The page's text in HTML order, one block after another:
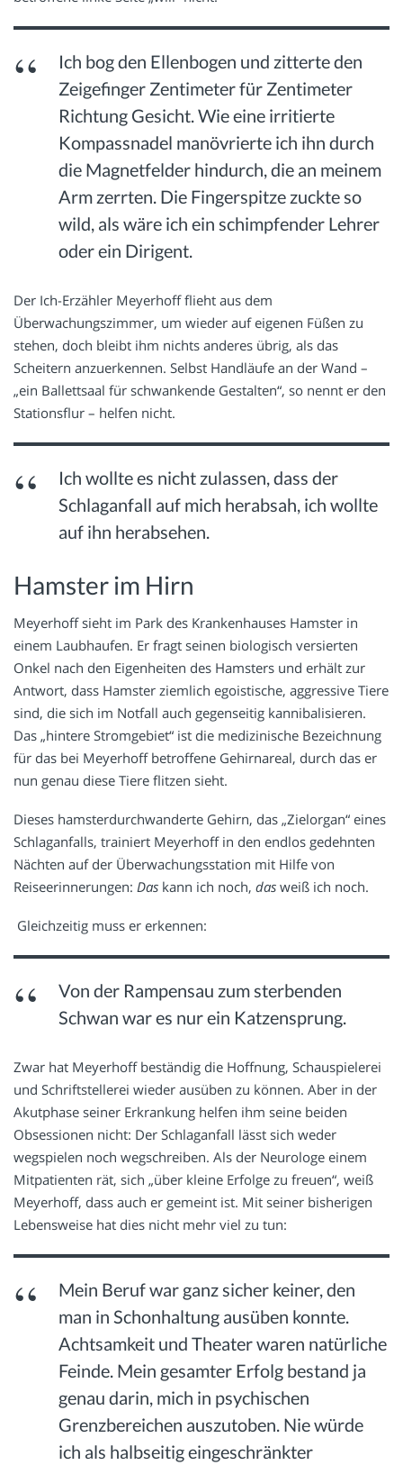
Ich bog den Ellenbogen und zitterte den
Zeigefinger Zentimeter für Zentimeter
Richtung Gesicht. Wie eine irritierte
Kompassnadel manövrierte ich ihn durch
die Magnetfelder hindurch, die an meinem
Arm zerrten. Die Fingerspitze zuckte so
wild, als wäre ich ein schimpfender Lehrer
oder ein Dirigent.
Der Ich-Erzähler Meyerhoff flieht aus dem
Überwachungszimmer, um wieder auf eigenen Füßen zu
stehen, doch bleibt ihm nichts anderes übrig, als das
Scheitern anzuerkennen. Selbst Handläufe an der Wand –
„ein Ballettsaal für schwankende Gestalten“, so nennt er den
Stationsflur – helfen nicht.
Ich wollte es nicht zulassen, dass der
Schlaganfall auf mich herabsah, ich wollte
auf ihn herabsehen.
Hamster im Hirn
Meyerhoff sieht im Park des Krankenhauses Hamster in
einem Laubhaufen. Er fragt seinen biologisch versierten
Onkel nach den Eigenheiten des Hamsters und erhält zur
Antwort, dass Hamster ziemlich egoistische, aggressive Tiere
sind, die sich im Notfall auch gegenseitig kannibalisieren.
Das „hintere Stromgebiet“ ist die medizinische Bezeichnung
für das bei Meyerhoff betroffene Gehirnareal, durch das er
nun genau diese Tiere flitzen sieht.
Dieses hamsterdurchwanderte Gehirn, das „Zielorgan“ eines
Schlaganfalls, trainiert Meyerhoff in den endlos gedehnten
Nächten auf der Überwachungsstation mit Hilfe von
Reiseerinnerungen: Das kann ich noch, das weiß ich noch.
Gleichzeitig muss er erkennen:
Von der Rampensau zum sterbenden
Schwan war es nur ein Katzensprung.
Zwar hat Meyerhoff beständig die Hoffnung, Schauspielerei
und Schriftstellerei wieder ausüben zu können. Aber in der
Akutphase seiner Erkrankung helfen ihm seine beiden
Obsessionen nicht: Der Schlaganfall lässt sich weder
wegspielen noch wegschreiben. Als der Neurologe einem
Mitpatienten rät, sich „über kleine Erfolge zu freuen“, weiß
Meyerhoff, dass auch er gemeint ist. Mit seiner bisherigen
Lebensweise hat dies nicht mehr viel zu tun:
Mein Beruf war ganz sicher keiner, den
man in Schonhaltung ausüben konnte.
Achtsamkeit und Theater waren natürliche
Feinde. Mein gesamter Erfolg bestand ja
genau darin, mich in psychischen
Grenzbereichen auszutoben. Nie würde
ich als halbseitig eingeschränkter